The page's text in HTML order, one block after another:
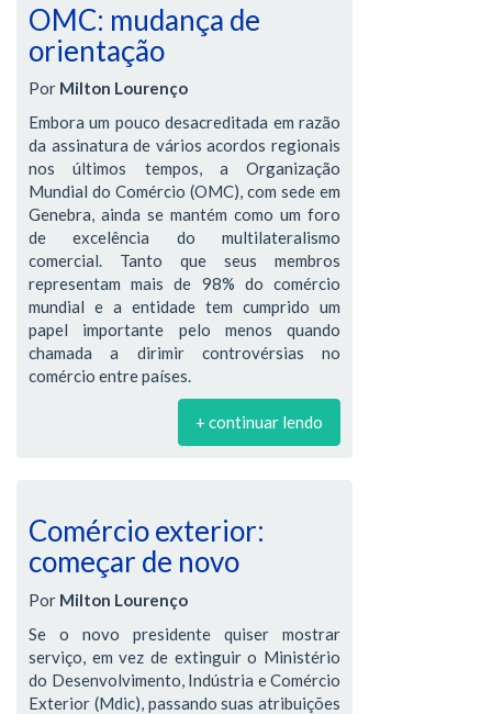
OMC: mudança de
orientação
Por Milton Lourenço
Embora um pouco desacreditada em razão
da assinatura de vários acordos regionais
nos últimos tempos, a Organização
Mundial do Comércio (OMC), com sede em
Genebra, ainda se mantém como um foro
de excelência do multilateralismo
comercial. Tanto que seus membros
representam mais de 98% do comércio
mundial e a entidade tem cumprido um
papel importante pelo menos quando
chamada a dirimir controvérsias no
comércio entre países.
+ continuar lendo
Comércio exterior:
começar de novo
Por Milton Lourenço
Se o novo presidente quiser mostrar
serviço, em vez de extinguir o Ministério
do Desenvolvimento, Indústria e Comércio
Exterior (Mdic), passando suas atribuições